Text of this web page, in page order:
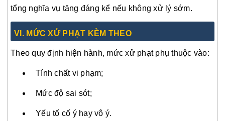
tổng nghĩa vụ tăng đáng kể nếu không xử lý sớm.
VI . MỨC XỬ PHẠT KÈM THEO
Theo quy định hiện hành, mức xử phạt phụ thuộc vào:
Tính chất vi phạm;
Mức độ sai sót;
Yếu tố cố ý hay vô ý.